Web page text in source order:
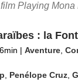
Playing Mona
: la
| Aventure,
Penélope Cruz,